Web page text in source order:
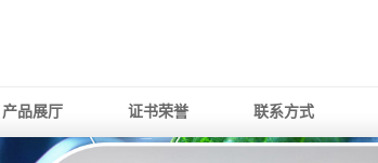
产品展厅 证书荣誉 联系方式